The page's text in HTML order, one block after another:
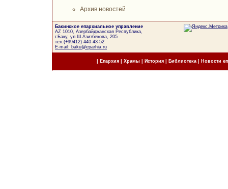
Архив новостей
Бакинское епархиальное управление
AZ 1010, Азербайджанская Республика,
г.Баку, ул.Ш.Азизбекова, 205
тел.(+99412) 440-43-52
E-mail: baku@eparhia.ru
Епархия| Храмы История| Библиотека Новости